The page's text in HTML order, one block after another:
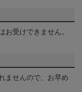
お受けできません。
ませんので、お早め